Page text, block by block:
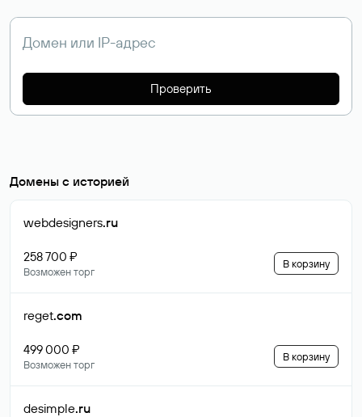
Проверить
Домены с историей
webdesigners.ru
258 700 ₽
Возможен торг
В корзину
reget.com
499 000 ₽
Возможен торг
В корзину
desimple.ru